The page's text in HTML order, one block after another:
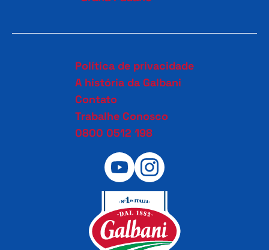
Política de privacidade
A história da Galbani
Contato
Trabalhe Conosco
0800 0512 198